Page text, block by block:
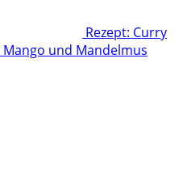
Rezept: Curry
und Mandelmus